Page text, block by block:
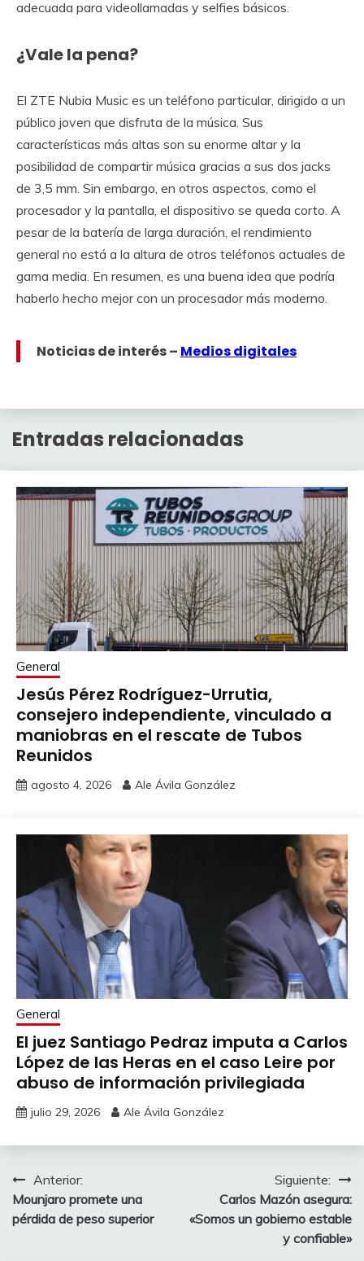
adecuada para videollamadas y selfies básicos.
¿Vale la pena?
El ZTE Nubia Music es un teléfono particular, dirigido a un
público joven que disfruta de la música. Sus
características más altas son su enorme altar y la
posibilidad de compartir música gracias a sus dos jacks
de 3,5 mm. Sin embargo, en otros aspectos, como el
procesador y la pantalla, el dispositivo se queda corto. A
pesar de la batería de larga duración, el rendimiento
general no está a la altura de otros teléfonos actuales de
gama media. En resumen, es una buena idea que podría
haberlo hecho mejor con un procesador más moderno.
Noticias de interés – Medios digitales
Entradas relacionadas
General
Jesús Pérez Rodríguez-Urrutia,
consejero independiente, vinculado a
maniobras en el rescate de Tubos
Reunidos
agosto 4, 2026 Ale Ávila González
General
El juez Santiago Pedraz imputa a Carlos
López de las Heras en el caso Leire por
abuso de información privilegiada
julio 29, 2026 Ale Ávila González
Navegación
de
Anterior:
Mounjaro promete una
pérdida de peso superior
Siguiente:
Carlos Mazón asegura:
«Somos un gobierno estable
y confiable»